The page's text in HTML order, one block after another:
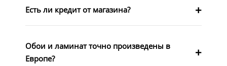
Есть ли кредит от магазина?
Обои и ламинат точно произведены в
Европе?